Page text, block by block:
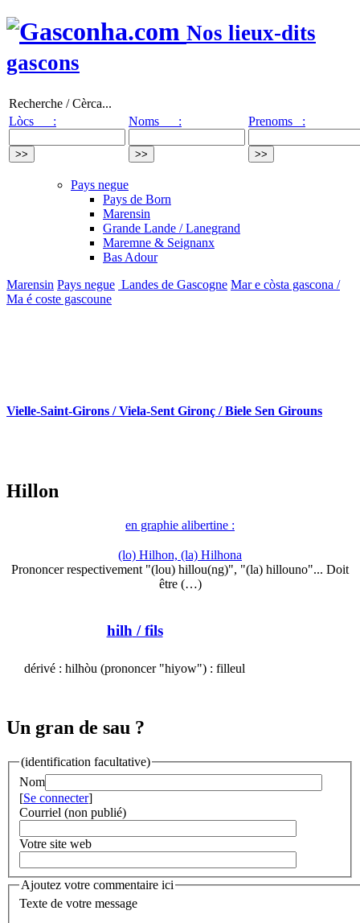
Nos lieux-dits
gascons
Recherche / Cèrca...
Lòcs :
Noms : Prenoms :
Pays negue
Pays de Born
Marensin
Grande Lande / Lanegrand
Maremne & Seignanx
Bas Adour
Marensin Pays negue Landes de Gascogne Mar e còsta gascona /
Ma é coste gascoune
Vielle-Saint-Girons / Viela-Sent Gironç / Biele Sen Girouns
Hillon
en graphie alibertine :
(lo) Hilhon, (la) Hilhona
Prononcer respectivement "(lou) hillou(ng)", "(la) hillouno"... Doit
être (…)
hilh / fils
dérivé : hilhòu (prononcer "hiyow") : filleul
Un gran de sau ?
(identification facultative)
Nom
[Se connecter]
Courriel (non publié)
Votre site web
Ajoutez votre commentaire ici
Texte de votre message